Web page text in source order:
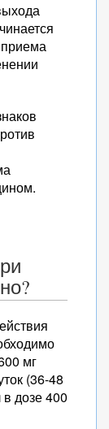
приема
мг
(36-48
дозе 400